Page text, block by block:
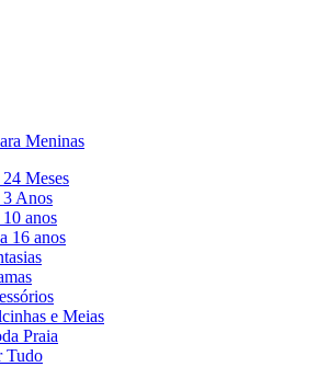
Meninas
24 Meses
3 Anos
10 anos
16 anos
e Meias
Praia
Tudo